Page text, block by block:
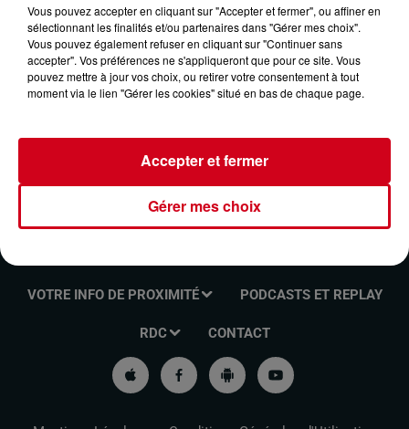
18 avril 2024 - 21 min 56 sec
LES RENDEZ-VOUS DE L'INFO DU 18/04/2024
Les rendez-vous de l'info
VOTRE INFO DE PROXIMITÉ PODCASTS ET REPLAY
RDC CONTACT
Vous pouvez accepter en cliquant sur "Accepter et fermer", ou affiner en
sélectionnant les finalités et/ou partenaires dans "Gérer mes choix".
Vous pouvez également refuser en cliquant sur "Continuer sans
accepter". Vos préférences ne s'appliqueront que pour ce site. Vous
pouvez mettre à jour vos choix, ou retirer votre consentement à tout
moment via le lien "Gérer les cookies" situé en bas de chaque page.
Gérer mes choix
Accepter et fermer